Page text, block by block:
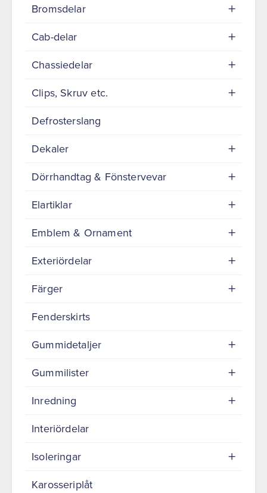
Bromsdelar
Cab-delar
Chassiedelar
Clips, Skruv etc.
Defrosterslang
Dekaler
Dörrhandtag & Fönstervevar
Elartiklar
Emblem & Ornament
Exteriördelar
Färger
Fenderskirts
Gummidetaljer
Gummilister
Inredning
Interiördelar
Isoleringar
Karosseriplåt